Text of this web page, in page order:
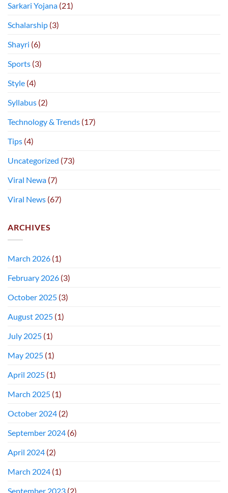
Sarkari Yojana (21)
Schalarship (3)
Shayri (6)
Sports (3)
Style (4)
Syllabus (2)
Technology & Trends (17)
Tips (4)
Uncategorized (73)
Viral Newa (7)
Viral News (67)
ARCHIVES
March 2026 (1)
February 2026 (3)
October 2025 (3)
August 2025 (1)
July 2025 (1)
May 2025 (1)
April 2025 (1)
March 2025 (1)
October 2024 (2)
September 2024 (6)
April 2024 (2)
March 2024 (1)
September 2023 (2)